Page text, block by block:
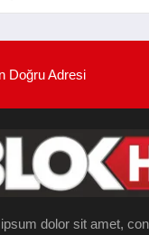
Doğru Adresi
dolor sit amet,